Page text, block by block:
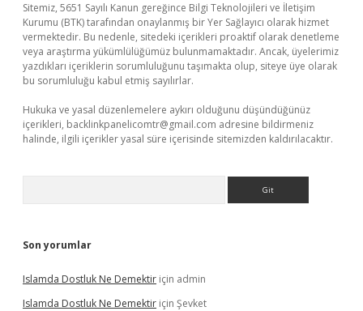
Sitemiz, 5651 Sayılı Kanun gereğince Bilgi Teknolojileri ve İletişim
Kurumu (BTK) tarafından onaylanmış bir Yer Sağlayıcı olarak hizmet
vermektedir. Bu nedenle, sitedeki içerikleri proaktif olarak denetleme
veya araştırma yükümlülüğümüz bulunmamaktadır. Ancak, üyelerimiz
yazdıkları içeriklerin sorumluluğunu taşımakta olup, siteye üye olarak
bu sorumluluğu kabul etmiş sayılırlar.
Hukuka ve yasal düzenlemelere aykırı olduğunu düşündüğünüz
içerikleri, backlinkpanelicomtr@gmail.com adresine bildirmeniz
halinde, ilgili içerikler yasal süre içerisinde sitemizden kaldırılacaktır.
Son yorumlar
Islamda Dostluk Ne Demektir için admin
Islamda Dostluk Ne Demektir için Şevket